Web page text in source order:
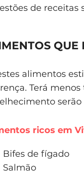
de receitas
QUE
alimentos
Terá
ricos em
Bifes de fígado
Salmão